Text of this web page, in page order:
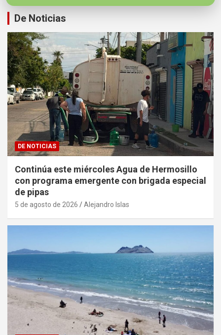
De Noticias
DE NOTICIAS
Continúa este miércoles Agua de Hermosillo
con programa emergente con brigada especial
de pipas
5 de agosto de 2026 Alejandro Islas